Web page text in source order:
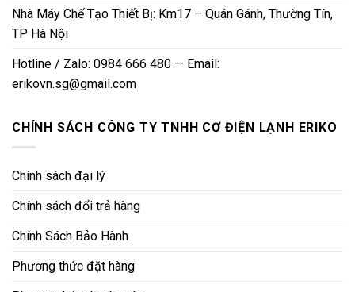
Nhà Máy Chế Tạo Thiết Bị: Km17 – Quán Gánh, Thường Tín,
TP Hà Nội
Hotline / Zalo: 0984 666 480 — Email:
erikovn.sg@gmail.com
CHÍNH SÁCH CÔNG TY TNHH CƠ ĐIỆN LẠNH ERIKO
Chính sách đại lý
Chính sách đổi trả hàng
Chính Sách Bảo Hành
Phương thức đặt hàng